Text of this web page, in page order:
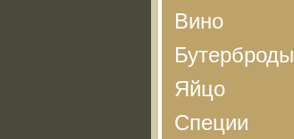
Вино
Бутерброды
Яйцо
Специи